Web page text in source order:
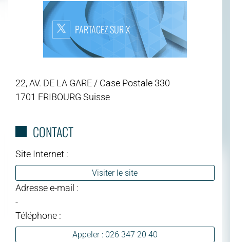
PARTAGEZ SUR X
22, AV. DE LA GARE / Case Postale 330
1701 FRIBOURG Suisse
CONTACT
Site Internet :
Visiter le site
Adresse e-mail :
-
Téléphone :
Appeler : 026 347 20 40